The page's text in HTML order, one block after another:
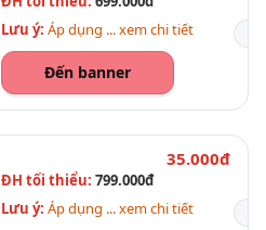
Lưu ý: Áp dụng ... xem chi tiết
Đến banner
35.000đ
ĐH tối thiểu: 799.000đ
Lưu ý: Áp dụng ... xem chi tiết